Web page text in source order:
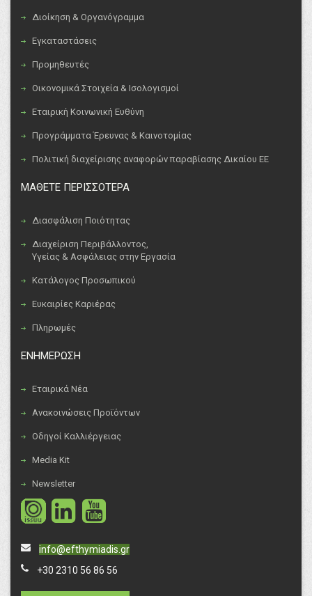
Διοίκηση & Οργανόγραμμα
Εγκαταστάσεις
Προμηθευτές
Οικονομικά Στοιχεία & Ισολογισμοί
Εταιρική Κοινωνική Ευθύνη
Προγράμματα Έρευνας & Καινοτομίας
Πολιτική διαχείρισης αναφορών παραβίασης Δικαίου ΕΕ
ΜΑΘΕΤΕ ΠΕΡΙΣΣΟΤΕΡΑ
Διασφάλιση Ποιότητας
Διαχείριση Περιβάλλοντος,
Υγείας & Ασφάλειας στην Εργασία
Κατάλογος Προσωπικού
Ευκαιρίες Καριέρας
Πληρωμές
ΕΝΗΜΕΡΩΣΗ
Εταιρικά Νέα
Ανακοινώσεις Προϊόντων
Οδηγοί Καλλιέργειας
Media Kit
Newsletter
info@efthymiadis.gr
+30 2310 56 86 56